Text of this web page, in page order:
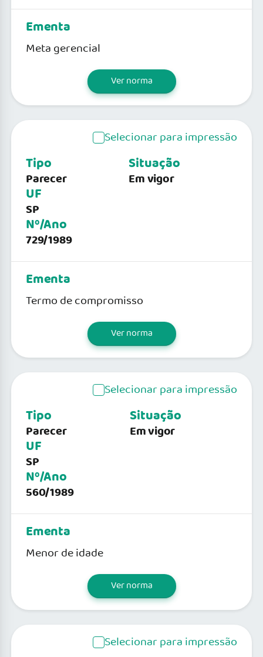
Ementa
Meta gerencial
Ver norma
Selecionar para impressão
Tipo
Parecer
UF
SP
Nº/Ano
729/1989
Situação
Em vigor
Ementa
Termo de compromisso
Ver norma
Selecionar para impressão
Tipo
Parecer
UF
SP
Nº/Ano
560/1989
Situação
Em vigor
Ementa
Menor de idade
Ver norma
Selecionar para impressão